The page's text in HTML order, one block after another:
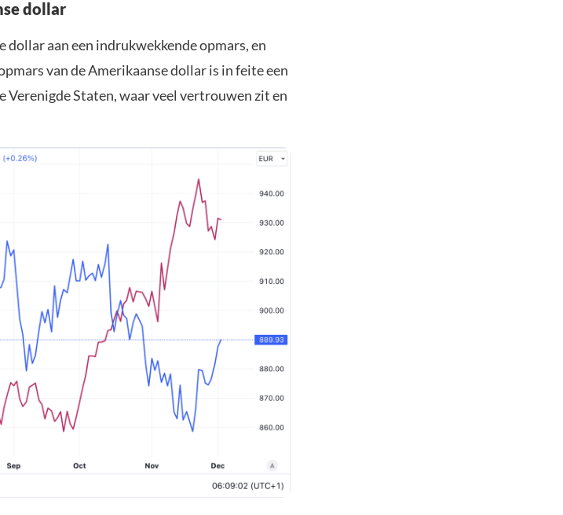
dollar
dollar aan een indrukwekkende opmars, en
van de Amerikaanse dollar is in feite een
Verenigde Staten, waar veel vertrouwen zit en